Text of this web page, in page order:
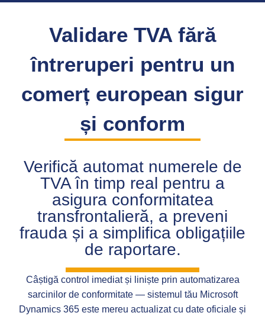
Validare TVA fără
întreruperi pentru un
comerț european sigur
și conform
Verifică automat numerele de
TVA în timp real pentru a
asigura conformitatea
transfrontalieră, a preveni
frauda și a simplifica obligațiile
de raportare.
Câștigă control imediat și liniște prin automatizarea
sarcinilor de conformitate — sistemul tău Microsoft
Dynamics 365 este mereu actualizat cu date oficiale și